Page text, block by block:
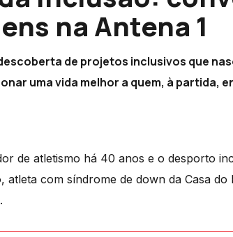
na Antena 1
de projetos inclusivos que
uma vida melhor a quem, à partida,
de atletismo há 40 anos e o desporto
atleta com síndrome de down da Casa